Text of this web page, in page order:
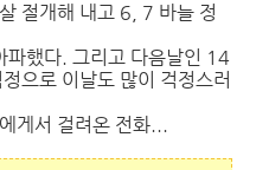
절개해 내고 6, 7 바늘 정
파했다. 그리고 다음날인 14
으로 이날도 많이 걱정스러
게서 걸려온 전화...